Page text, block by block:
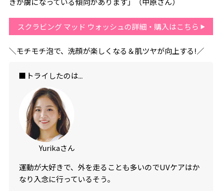
スクラビング マッド ウォッシュの詳細・購入はこちら
＼モチモチ泡で、洗顔が楽しくなる＆肌ツヤが向上する!／
■トライしたのは...
Yurikaさん
運動が大好きで、外を走ることも多いのでUVケアはか
なり入念に行っているそう。